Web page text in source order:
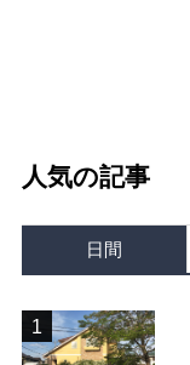
人気の記事
日間
1